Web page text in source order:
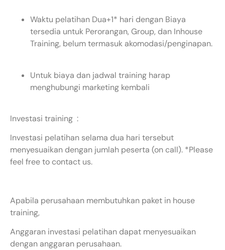
Waktu pelatihan Dua+1* hari dengan Biaya
tersedia untuk Perorangan, Group, dan Inhouse
Training, belum termasuk akomodasi/penginapan.
Untuk biaya dan jadwal training harap
menghubungi marketing kembali
Investasi training :
Investasi pelatihan selama dua hari tersebut
menyesuaikan dengan jumlah peserta (on call). *Please
feel free to contact us.
Apabila perusahaan membutuhkan paket in house
training,
Anggaran investasi pelatihan dapat menyesuaikan
dengan anggaran perusahaan.